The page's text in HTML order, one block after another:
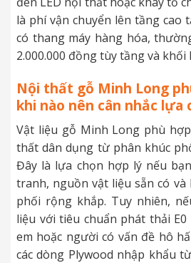
là phí vận chuyển lên tầng cao
có thang máy hàng hóa,
2.000.000 đồng tùy tầng và khối
Nội thất gỗ Minh Long
khi nào nên cân nhắc lựa
Vật liệu gỗ Minh Long phù
thất dân dụng từ phân khúc
Đây là lựa chọn hợp lý nếu
tranh, nguồn vật liệu sẵn có
phối rộng khắp. Tuy nhiên,
liệu với tiêu chuẩn phát thải
em hoặc người có vấn đề hô
các dòng Plywood nhập khẩu